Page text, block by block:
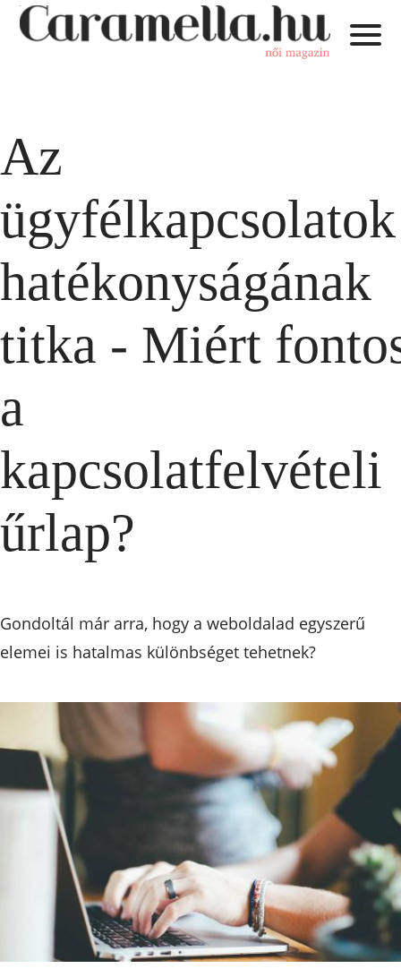
Az
ügyfélkapcsolatok
hatékonyságának
titka - Miért
a
kapcsolatfelvételi
űrlap?
Gondoltál már arra, hogy a weboldalad egyszerű
elemei is hatalmas különbséget tehetnek?